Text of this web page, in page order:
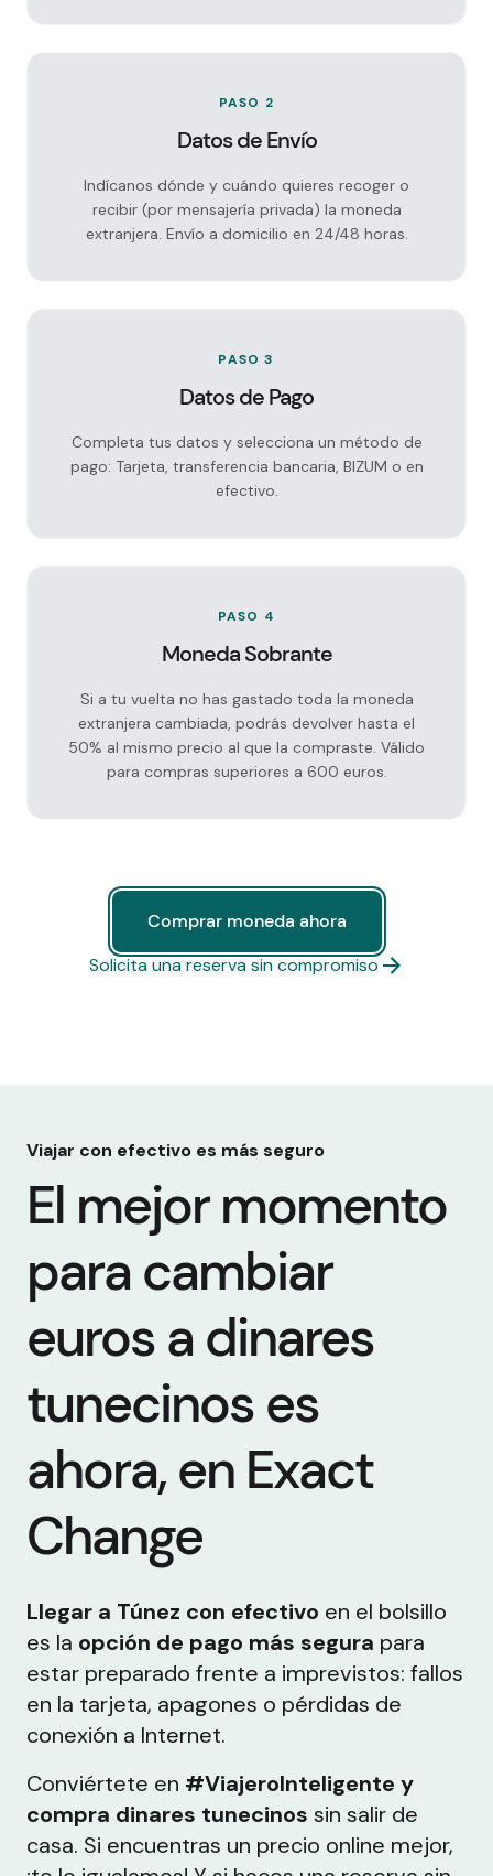
PASO 2
Datos de Envío
Indícanos dónde y cuándo quieres recoger o
recibir (por mensajería privada) la moneda
extranjera. Envío a domicilio en 24/48 horas.
PASO 3
Datos de Pago
Completa tus datos y selecciona un método de
pago: Tarjeta, transferencia bancaria, BIZUM o en
efectivo.
PASO 4
Moneda Sobrante
Si a tu vuelta no has gastado toda la moneda
extranjera cambiada, podrás devolver hasta el
50% al mismo precio al que la compraste. Válido
para compras superiores a 600 euros.
Comprar moneda ahora
Comprar moneda ahora
Solicita una reserva sin compromiso
Viajar con efectivo es más seguro
El mejor momento
para cambiar
euros a dinares
tunecinos es
ahora, en Exact
Change
Llegar a Túnez con efectivo en el bolsillo
es la opción de pago más segura para
estar preparado frente a imprevistos: fallos
en la tarjeta, apagones o pérdidas de
conexión a Internet.
Conviértete en #ViajeroInteligente y
compra dinares tunecinos sin salir de
casa. Si encuentras un precio online mejor,